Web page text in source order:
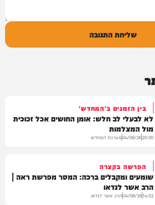
שליחת התגובה
בין הזמנים ב'המחדש'
לא לבעלי לב חלש: אומן החושים אכל זכוכית
מול המצלמות
20:00
04/08/26מערכת המחדש
הפרשה בקצרה
שומעים ומקבלים ברכה: המסר מפרשת ראה |
הרב אשר לנדאו
14:02
04/08/26הרב אשר לנדאו